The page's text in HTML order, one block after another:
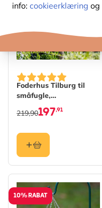
info: cookieerklæring og
Foderhus Tilburg til
småfugle,
vægmontering
197,91
219,90
10% RABAT